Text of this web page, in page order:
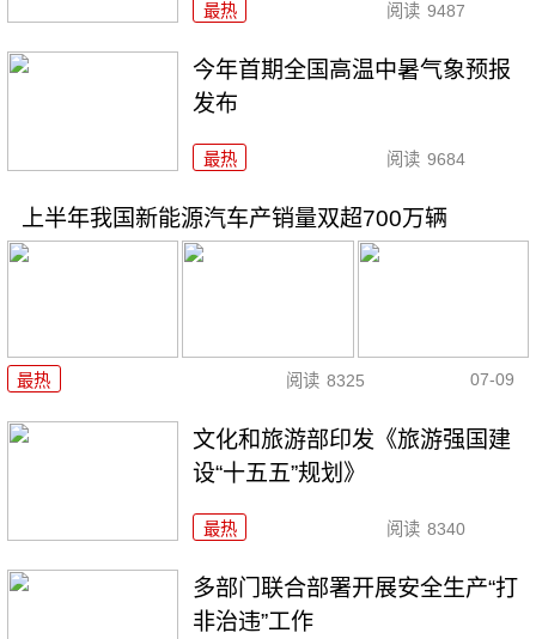
最热 阅读 9487
今年首期全国高温中暑气象预报
发布
最热 阅读 9684
上半年我国新能源汽车产销量双超700万辆
最热 阅读 8325 07-09
文化和旅游部印发《旅游强国建
设“十五五”规划》
最热 阅读 8340
多部门联合部署开展安全生产“打
非治违”工作